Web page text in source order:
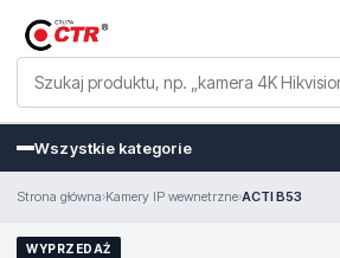
Wszystkie kategorie
Strona główna›Kamery IP wewnetrzne›ACTI B53
WYPRZEDAŻ